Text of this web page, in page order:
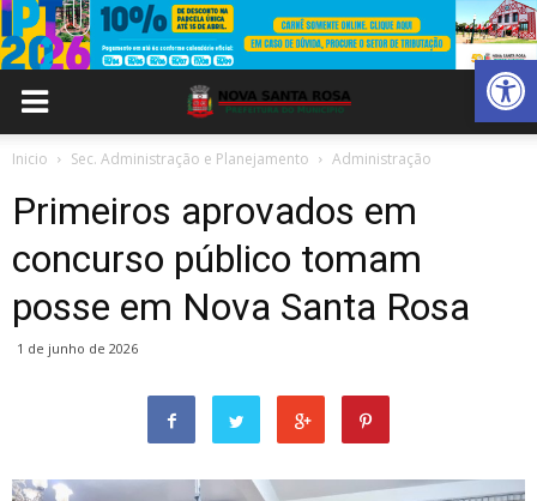
Abrir
Inicio Sec. Administração e Planejamento Administração
Primeiros aprovados em
concurso público tomam
posse em Nova Santa Rosa
1 de junho de 2026